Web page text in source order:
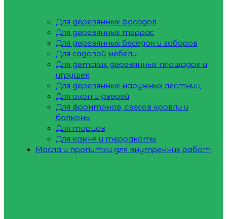
Для деревянных фасадов
Для деревянных террас
Для деревянных беседок и заборов
Для садовой мебели
Для детских деревянных площадок и
игрушек
Для деревянных наружных лестниц
Для окон и дверей
Для фронтонов, свесов кровли и
балконы
Для торцов
Для камня и терракоты
Масла и пропитки для внутренних работ